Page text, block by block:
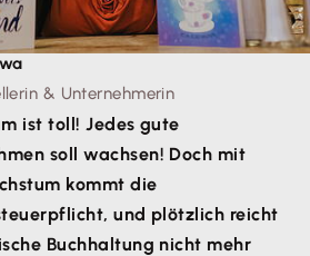
& Unternehmerin
ist toll! Jedes gute
soll wachsen! Doch mit
kommt die
und plötzlich reicht
Buchhaltung nicht mehr